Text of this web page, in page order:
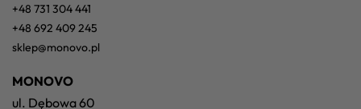
MONOVO
ul. Dębowa 60
+48 731 304 441
+48 692 409 245
sklep@monovo.pl